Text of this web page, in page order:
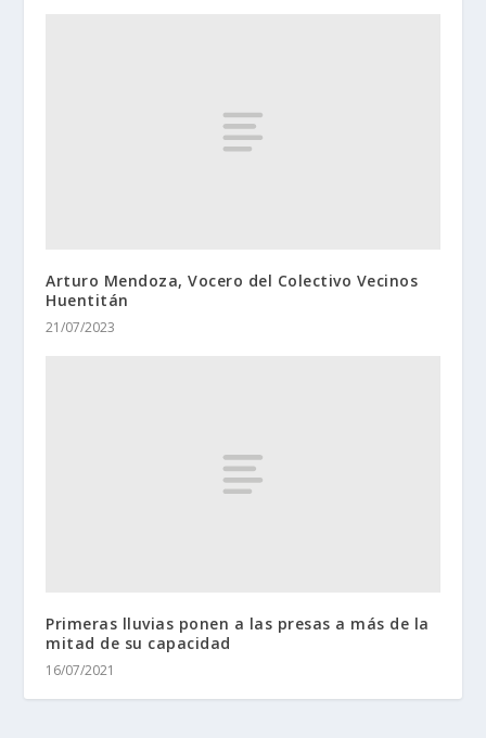
Arturo Mendoza, Vocero del Colectivo Vecinos
Huentitán
21/07/2023
Primeras lluvias ponen a las presas a más de la
mitad de su capacidad
16/07/2021